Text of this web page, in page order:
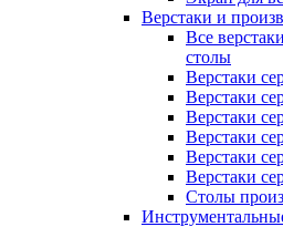
Верстаки и
Все
столы
Верстаки
Верстаки
Верстаки
Верстаки
Верстаки
Верстаки
Столы